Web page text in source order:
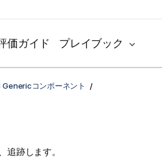
価ガイド プレイブック
Genericコンポーネント
跡します。